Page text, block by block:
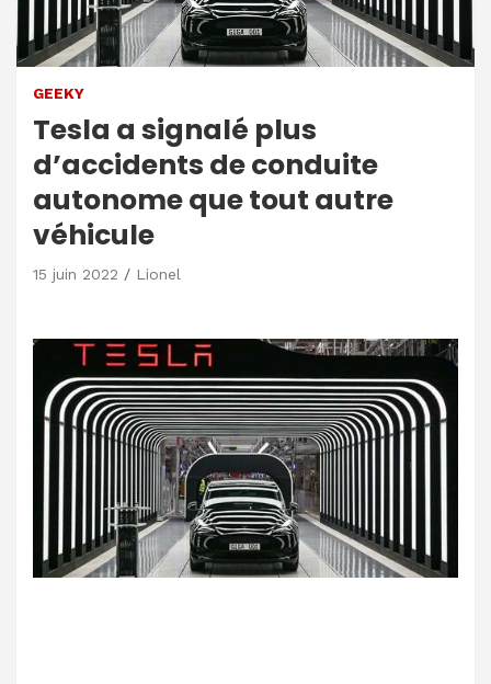
GEEKY
Tesla a signalé plus
d’accidents de conduite
autonome que tout autre
véhicule
15 juin 2022 Lionel